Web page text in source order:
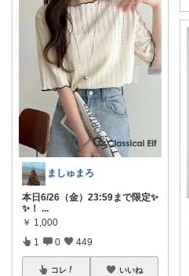
ましゅまろ
本日6/26（金）23:59まで限定✨
✨！ ...
￥ 1,000
1 0 449
コレ いいね